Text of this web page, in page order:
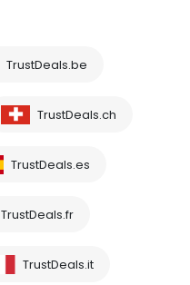
TrustDeals.be
TrustDeals.ch
TrustDeals.es
TrustDeals.fr
TrustDeals.it